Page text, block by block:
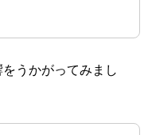
うかがってみまし